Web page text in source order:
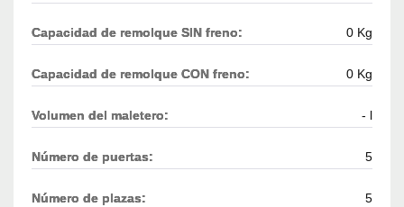
Capacidad de remolque SIN freno: 0 Kg
Capacidad de remolque CON freno: 0 Kg
Volumen del maletero: - l
Número de puertas: 5
Número de plazas: 5